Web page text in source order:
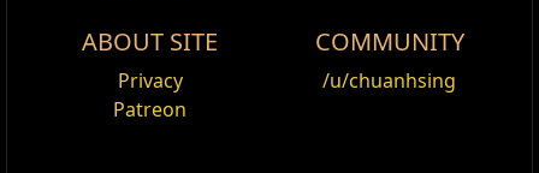
Now has
+100-120 to maximum
Energy Shield and maximum Life
ABOUT SITE
Privacy
Patreon
COMMUNITY
/u/chuanhsing